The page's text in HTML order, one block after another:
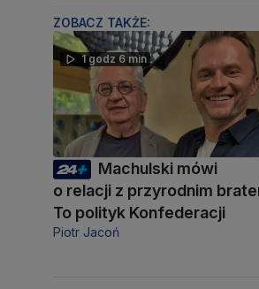
ZOBACZ TAKŻE:
1 godz 6 min
Machulski mówi
o relacji z przyrodnim
To polityk Konfederacji
Piotr Jacoń